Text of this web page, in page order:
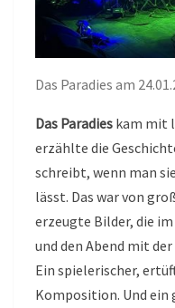
Das Paradies am
Das Paradies kam mit
erzählte die
schreibt, wenn man
lässt. Das war von
erzeugte Bilder, die
und den Abend mit
Ein spielerischer,
Komposition. Und ein